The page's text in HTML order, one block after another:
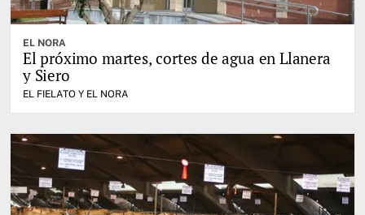
EL NORA
El próximo martes, cortes de agua en Llanera
y Siero
EL FIELATO Y EL NORA